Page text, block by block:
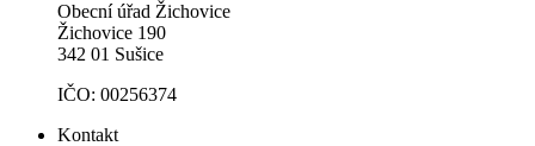
Obecní úřad Žichovice
Žichovice 190
342 01 Sušice
IČO: 00256374
Kontakt